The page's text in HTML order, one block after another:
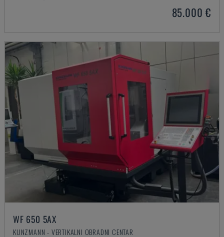
85.000 €
WF 650 5AX
KUNZMANN - VERTIKALNI OBRADNI CENTAR